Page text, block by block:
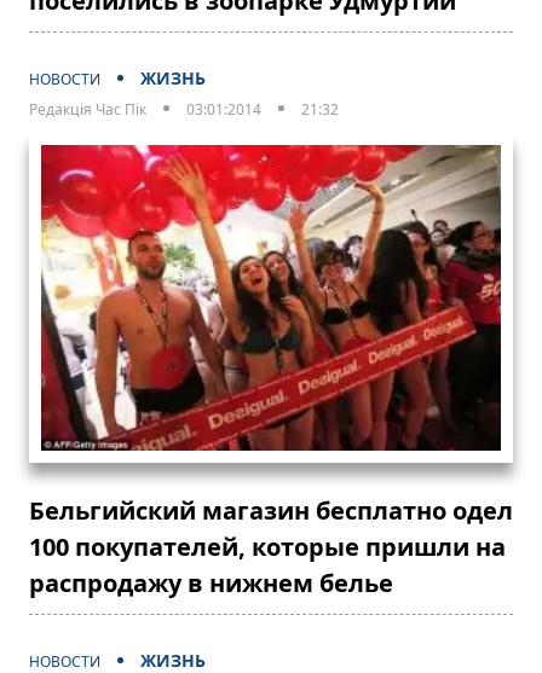
НОВОСТИ ЖИЗНЬ
Редакція Час Пік 03:01:2014 21:32
Бельгийский магазин бесплатно одел
100 покупателей, которые пришли на
распродажу в нижнем белье
НОВОСТИ ЖИЗНЬ